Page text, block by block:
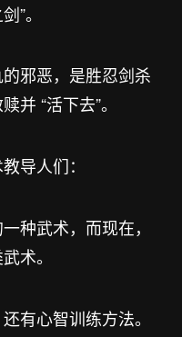
”。
邪恶，是胜忍剑杀
并 “活下去”。
导人们：
种武术，而现在，
术。
有心智训练方法。